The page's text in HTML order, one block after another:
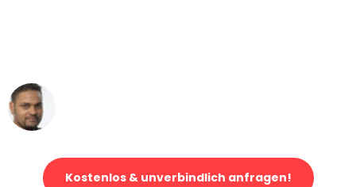
Kostenlos & unverbindlich anfragen!